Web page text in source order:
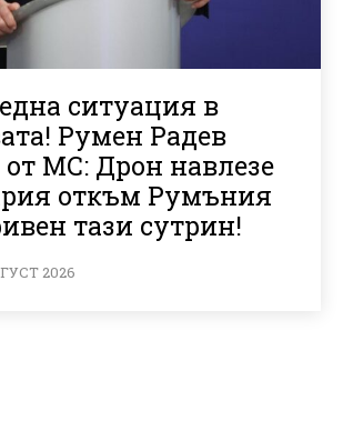
ситуация в
Румен Радев
МС: Дрон навлезе
откъм Румъния
тази сутрин!
2026